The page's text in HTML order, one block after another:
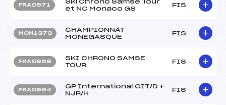
FRA0971
Ski Chrono Samse Tour
et NC Monaco GS
FIS
MON1373
CHAMPIONNAT
MONEGASQUE
FIS
FRA0968
SKI CHRONO SAMSE
TOUR
FIS
FRA0964
GP International CIT/D +
NJR/H
FIS